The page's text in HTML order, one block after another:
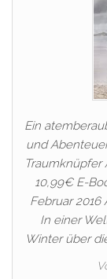
Ein
und
Traumknüpfer
10,99€ E-
Februar 2016
In einer
Winter über